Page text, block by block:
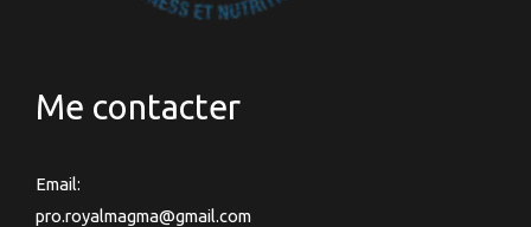
Me contacter
Email:
pro.royalmagma@gmail.com